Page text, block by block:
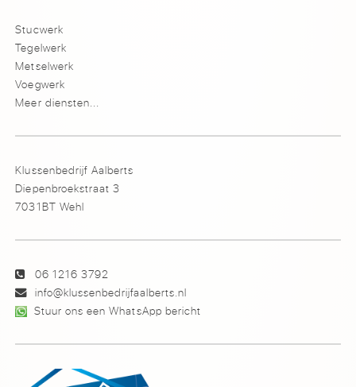
Stucwerk
Tegelwerk
Metselwerk
Voegwerk
Meer diensten...
Klussenbedrijf Aalberts
Diepenbroekstraat 3
7031BT Wehl
06 1216 3792
info@klussenbedrijfaalberts.nl
Stuur ons een WhatsApp bericht